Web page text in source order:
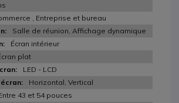
, Entreprise et bureau
Salle de réunion, Affichage dynamique
Écran intérieur
plat
LED - LCD
Horizontal, Vertical
43 et 54 pouces